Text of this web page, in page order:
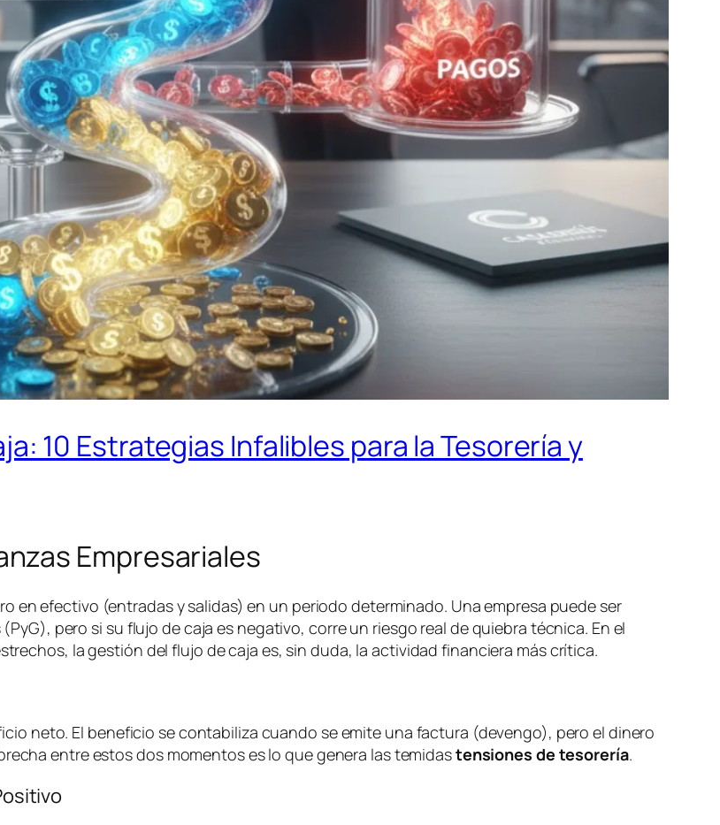
10 Estrategias Infalibles para la Tesorería y
Empresariales
en efectivo (entradas y salidas) en un periodo determinado. Una empresa puede ser
pero si su flujo de caja es negativo, corre un riesgo real de quiebra técnica. En el
la gestión del flujo de caja es, sin duda, la actividad financiera más crítica.
neto. El beneficio se contabiliza cuando se emite una factura (devengo), pero el dinero
entre estos dos momentos es lo que genera las temidastensiones de tesorería.